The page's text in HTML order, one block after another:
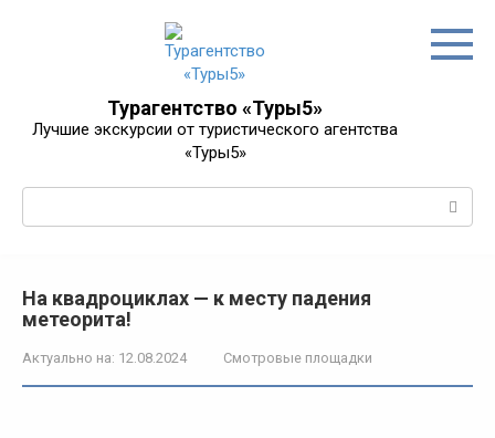
Турагентство «Туры5»
Лучшие экскурсии от туристического агентства
«Туры5»
На квадроциклах — к месту падения
метеорита!
Актуально на: 12.08.2024 Смотровые площадки